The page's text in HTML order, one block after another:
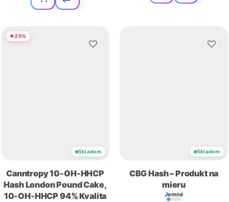
-25%
Skladom
Canntropy 10-OH-HHCP
Hash London Pound Cake,
10-OH-HHCP 94% Kvalita
Skladom
CBG Hash – Produkt na
mieru
Jemné